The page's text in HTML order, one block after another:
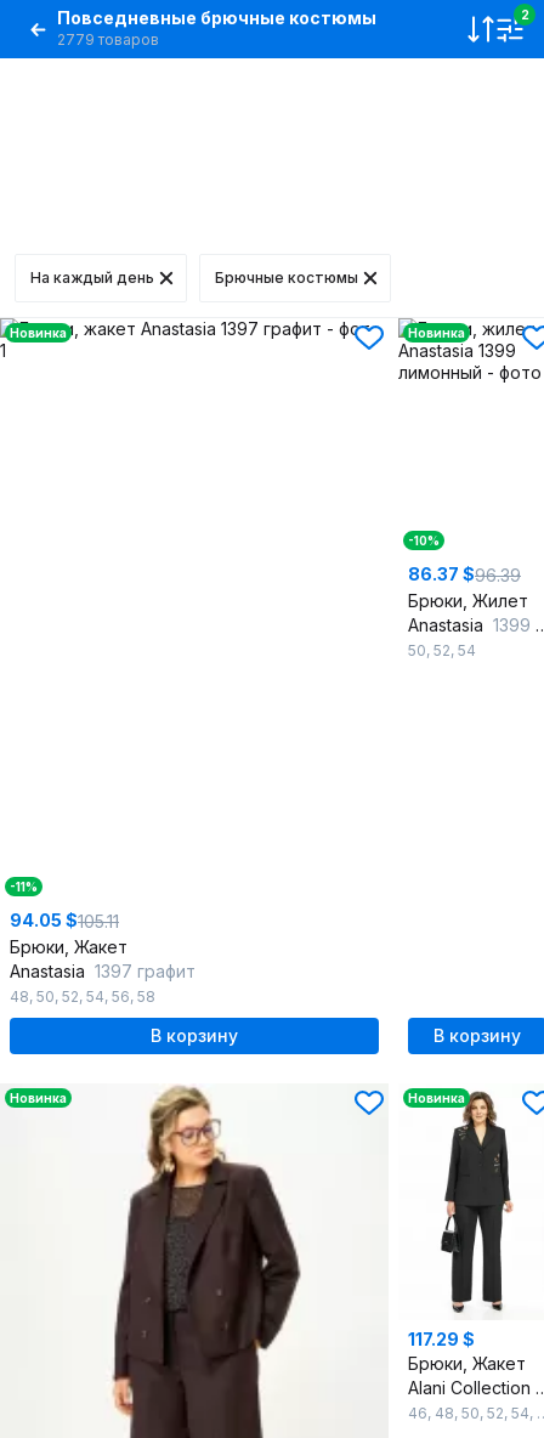
Повседневные брючные костюмы
2779 товаров
2
На каждый день Брючные костюмы
Новинка
-11%
94.05 $105.11
Брюки, Жакет
Anastasia 1397 графит
48, 50, 52, 54, 56, 58
В корзину
Новинка
-10%
86.37 $96.39
Брюки, Жилет
Anastasia 1399 лимонный
50, 52, 54
В корзину
Новинка Новинка
117.29 $
Брюки, Жакет
Alani
46, 48, 50, 52, 54,